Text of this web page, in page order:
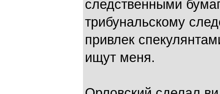
следственными
трибунальскому
привлек
ищут меня.